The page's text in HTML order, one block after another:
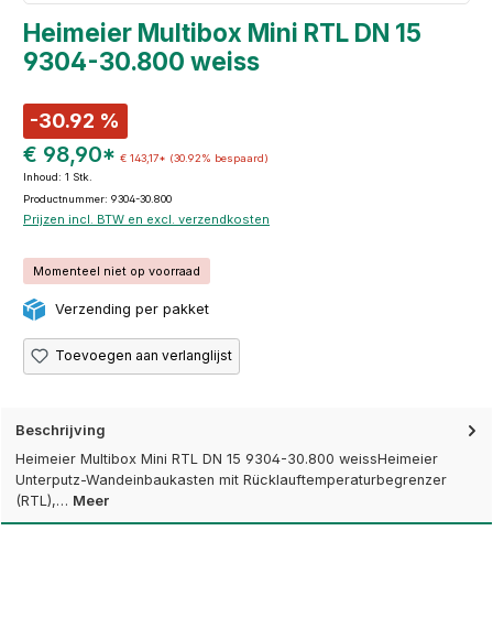
Heimeier Multibox Mini RTL DN 15
9304-30.800 weiss
-30.92 %
€ 98,90* € 143,17* (30.92% bespaard)
Inhoud: 1 Stk.
Productnummer: 9304-30.800
Prijzen incl. BTW en excl. verzendkosten
Momenteel niet op voorraad
Verzending per pakket
Toevoegen aan verlanglijst
Beschrijving
Heimeier Multibox Mini RTL DN 15 9304-30.800 weissHeimeier
Unterputz-Wandeinbaukasten mit Rücklauftemperaturbegrenzer
(RTL),… Meer